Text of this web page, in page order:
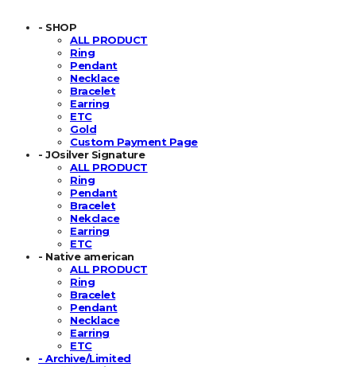
- SHOP
ALL PRODUCT
Ring
Pendant
Necklace
Bracelet
Earring
ETC
Gold
Custom Payment Page
- JOsilver Signature
ALL PRODUCT
Ring
Pendant
Bracelet
Nekclace
Earring
ETC
- Native american
ALL PRODUCT
Ring
Bracelet
Pendant
Necklace
Earring
ETC
- Archive/Limited